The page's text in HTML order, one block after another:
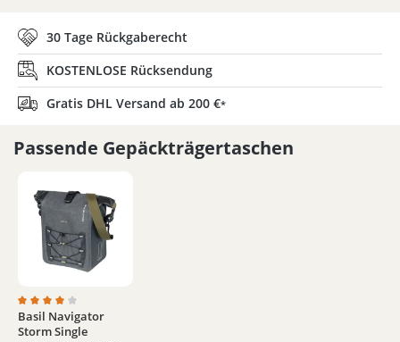
30 Tage Rückgaberecht
KOSTENLOSE Rücksendung
Gratis DHL Versand ab 200 €*
Passende Gepäckträgertaschen
Durchschnittliche Bewertung von 4 von 5 Sternen
Basil Navigator
Storm Single